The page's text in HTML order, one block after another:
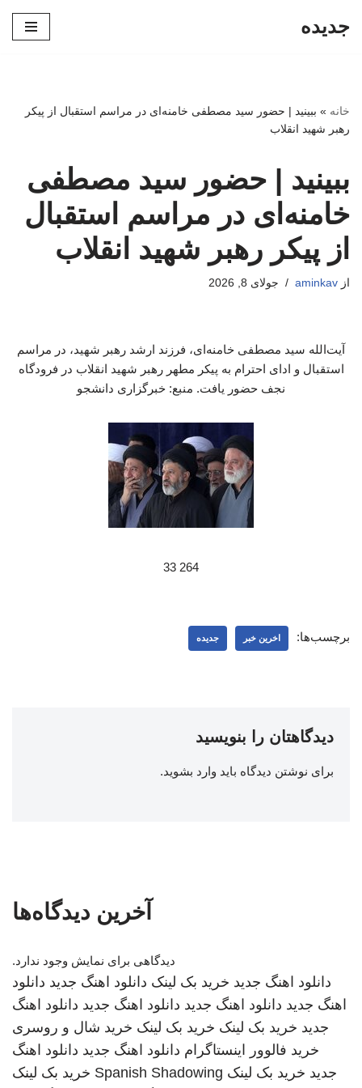
جدیده
خانه » ببینید | حضور سید مصطفی خامنه‌ای در مراسم استقبال از پیکر
رهبر شهید انقلاب
ببینید | حضور سید مصطفی
خامنه‌ای در مراسم استقبال
از پیکر رهبر شهید انقلاب
از aminkav جولای 8, 2026
آیت‌الله سید مصطفی خامنه‌ای، فرزند ارشد رهبر شهید، در مراسم
استقبال و ادای احترام به پیکر مطهر رهبر شهید انقلاب در فرودگاه
نجف حضور یافت. منبع: خبرگزاری دانشجو
264 33
برچسب‌ها: اخرین خبر جدیده
دیدگاهتان را بنویسید
برای نوشتن دیدگاه باید وارد بشوید.
آخرین دیدگاه‌ها
دیدگاهی برای نمایش وجود ندارد.
دانلود اهنگ جدید خرید بک لینک دانلود اهنگ جدید دانلود
اهنگ جدید دانلود اهنگ جدید دانلود اهنگ جدید دانلود اهنگ
جدید خرید بک لینک خرید بک لینک خرید شال و روسری
خرید فالوور اینستاگرام دانلود اهنگ جدید دانلود اهنگ
جدید خرید بک لینک Spanish Shadowing خرید بک لینک